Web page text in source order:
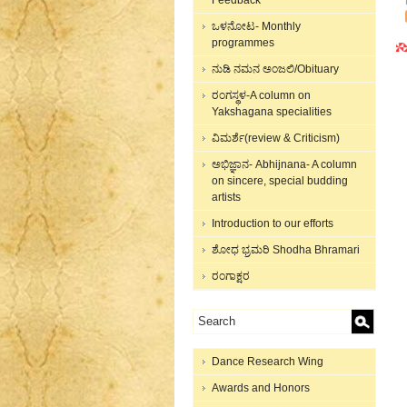
ಒಳನೋಟ- Monthly
programmes
ನುಡಿ ನಮನ ಅಂಜಲಿ/Obituary
ರಂಗಸ್ಥಳ-A column on
Yakshagana specialities
ವಿಮರ್ಶೆ(review & Criticism)
ಅಭಿಜ್ಞಾನ- Abhijnana- A column
on sincere, special budding
artists
Introduction to our efforts
ಶೋಧ ಭ್ರಮರಿ Shodha Bhramari
ರಂಗಾಕ್ಷರ
Dance Research Wing
Awards and Honors